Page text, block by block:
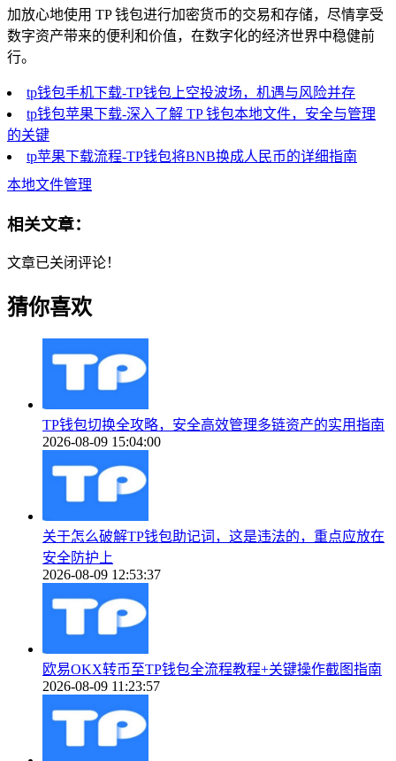
加放心地使用 TP 钱包进行加密货币的交易和存储，尽情享受
数字资产带来的便利和价值，在数字化的经济世界中稳健前
行。
tp钱包手机下载-TP钱包上空投波场，机遇与风险并存
tp钱包苹果下载-深入了解 TP 钱包本地文件，安全与管理
的关键
tp苹果下载流程-TP钱包将BNB换成人民币的详细指南
本地文件管理
相关文章：
文章已关闭评论！
猜你喜欢
TP钱包切换全攻略，安全高效管理多链资产的实用指南
2026-08-09 15:04:00
关于怎么破解TP钱包助记词，这是违法的，重点应放在
安全防护上
2026-08-09 12:53:37
欧易OKX转币至TP钱包全流程教程+关键操作截图指南
2026-08-09 11:23:57